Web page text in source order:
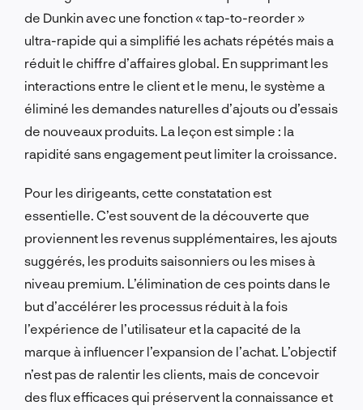
de Dunkin avec une fonction « tap-to-reorder »
ultra-rapide qui a simplifié les achats répétés mais a
réduit le chiffre d’affaires global. En supprimant les
interactions entre le client et le menu, le système a
éliminé les demandes naturelles d’ajouts ou d’essais
de nouveaux produits. La leçon est simple : la
rapidité sans engagement peut limiter la croissance.
Pour les dirigeants, cette constatation est
essentielle. C’est souvent de la découverte que
proviennent les revenus supplémentaires, les ajouts
suggérés, les produits saisonniers ou les mises à
niveau premium. L’élimination de ces points dans le
but d’accélérer les processus réduit à la fois
l’expérience de l’utilisateur et la capacité de la
marque à influencer l’expansion de l’achat. L’objectif
n’est pas de ralentir les clients, mais de concevoir
des flux efficaces qui préservent la connaissance et